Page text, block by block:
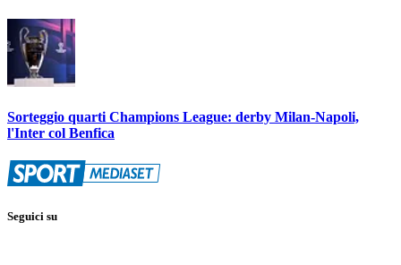
Sorteggio quarti Champions League: derby Milan-Napoli,
l'Inter col Benfica
Seguici su